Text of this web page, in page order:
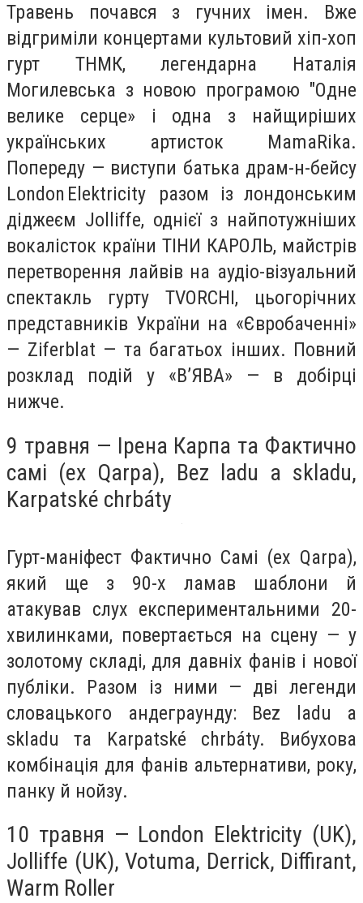
Травень почався з гучних імен. Вже
відгриміли концертами культовий хіп-хоп
гурт ТНМК, легендарна Наталія
Могилевська з новою програмою "Одне
велике серце» і одна з найщиріших
українських артисток MamaRika.
Попереду — виступи батька драм-н-бейсу
London Elektricity разом із лондонським
діджеєм Jolliffe, однієї з найпотужніших
вокалісток країни ТІНИ КАРОЛЬ, майстрів
перетворення лайвів на аудіо-візуальний
спектакль гурту TVORCHI, цьогорічних
представників України на «Євробаченні»
— Ziferblat — та багатьох інших. Повний
розклад подій у «В’ЯВА» — в добірці
нижче.
9 травня — Ірена Карпа та Фактично
самі (ex Qarpa), Bez ladu a skladu,
Karpatské chrbáty
Гурт-маніфест Фактично Самі (ex Qarpa),
який ще з 90-х ламав шаблони й
атакував слух експериментальними 20-
хвилинками, повертається на сцену — у
золотому складі, для давніх фанів і нової
публіки. Разом із ними — дві легенди
словацького андеграунду: Bez ladu a
skladu та Karpatské chrbáty. Вибухова
комбінація для фанів альтернативи, року,
панку й нойзу.
10 травня — London Elektricity (UK),
Jolliffe (UK), Votuma, Derrick, Diffirant,
Warm Roller